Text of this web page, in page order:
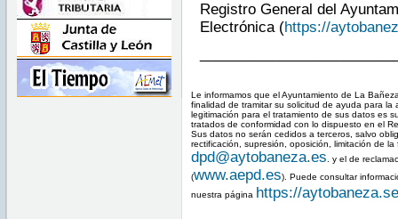
Registro General del
Electrónica (https://
Le informamos que el Ayuntamiento de La
finalidad de tramitar su solicitud de ayuda para
legitimación para el tratamiento de sus datos es
tratados de conformidad con lo dispuesto en el
Sus datos no serán cedidos a terceros, salvo
rectificación, supresión, oposición, limitación de
dpd@aytobaneza.es. y el de
(www.aepd.es). Puede consultar
nuestra página https://